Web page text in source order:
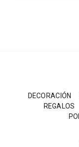
DECORACIÓN
REGALOS